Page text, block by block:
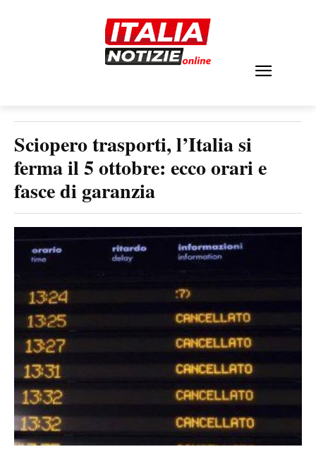
Sciopero trasporti, l’Italia si
ferma il 5 ottobre: ecco orari e
fasce di garanzia